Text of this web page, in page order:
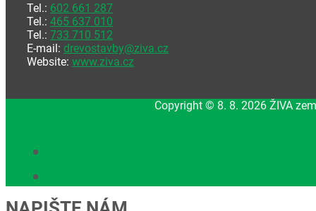
Tel.: 602 661 287
Tel.: 465 637 010
Tel.: 733 710 512
E-mail: drevostavby@ziva.cz
Website: www.ziva.cz
Copyright © 8. 8. 2026 ŽIVA